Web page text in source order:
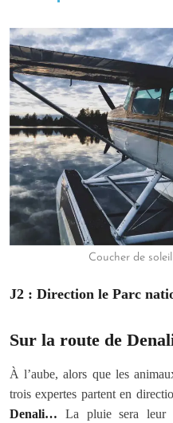
Coucher de
J2 : Direction le Parc
Sur la route de
À l’aube, alors que les
trois expertes partent en
Denali… La pluie sera leur